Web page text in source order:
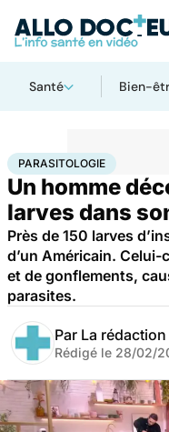
Santé Bien-
AccueilSantéMaladies
PARASITOLOGIE
Un homme
larves dans
Près de 150 larves
d’un Américain.
et de gonflements,
parasites.
Par La
Rédigé le 28/02/